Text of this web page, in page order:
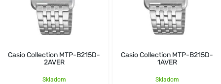
Casio Collection MTP-B215D-
2AVER
Skladom
Casio Collection MTP-B215D-
1AVER
Skladom